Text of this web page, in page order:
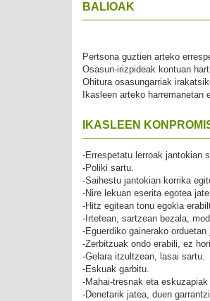
BALIOAK
Pertsona guztien arteko
Osasun-irizpideak kontuan
Ohitura osasungarriak
Ikasleen arteko harremanetan
IKASLEEN
-Errespetatu lerroak jantokian
-Poliki sartu.
-Saihestu jantokian korrika
-Nire lekuan eserita egotea
-Hitz egitean tonu egokia
-Irtetean, sartzean bezala,
-Eguerdiko gainerako
-Zerbitzuak ondo erabili, ez
-Gelara itzultzean, lasai sartu.
-Eskuak garbitu.
-Mahai-tresnak eta eskuzapiak
-Denetarik jatea, duen